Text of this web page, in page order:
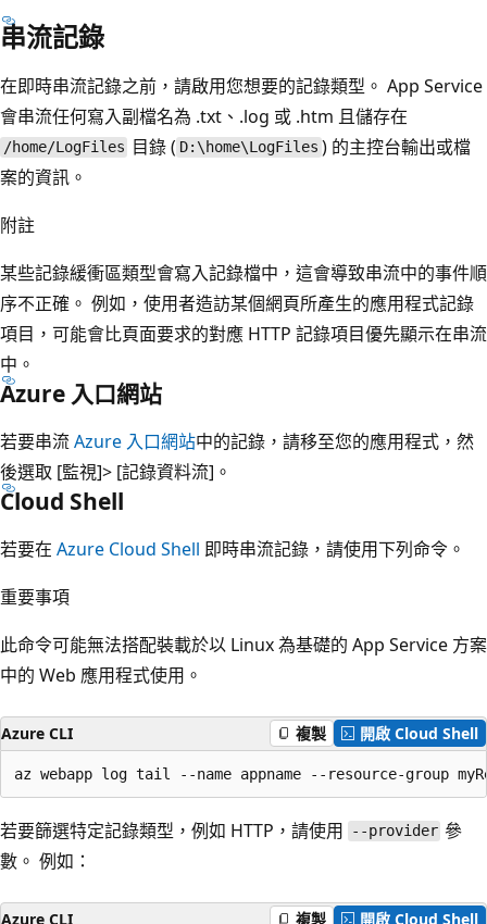
串流記錄
在即時串流記錄之前，請啟用您想要的記錄類型。 App Service
會串流任何寫入副檔名為 .txt、.log 或 .htm 且儲存在
/home/LogFiles 目錄 ( D:\home\LogFiles ) 的主控台輸出或檔
案的資訊。
附註
某些記錄緩衝區類型會寫入記錄檔中，這會導致串流中的事件順
序不正確。 例如，使用者造訪某個網頁所產生的應用程式記錄
項目，可能會比頁面要求的對應 HTTP 記錄項目優先顯示在串流
中。
Azure 入口網站
若要串流 Azure 入口網站中的記錄，請移至您的應用程式，然
後選取 [監視]> [記錄資料流] 。
Cloud Shell
若要在 Azure Cloud Shell 即時串流記錄，請使用下列命令。
重要事項
此命令可能無法搭配裝載於以 Linux 為基礎的 App Service 方案
中的 Web 應用程式使用。
Azure CLI 複製 開啟 Cloud Shell
若要篩選特定記錄類型，例如 HTTP，請使用 --provider 參
數。 例如：
Azure CLI 複製 開啟 Cloud Shell